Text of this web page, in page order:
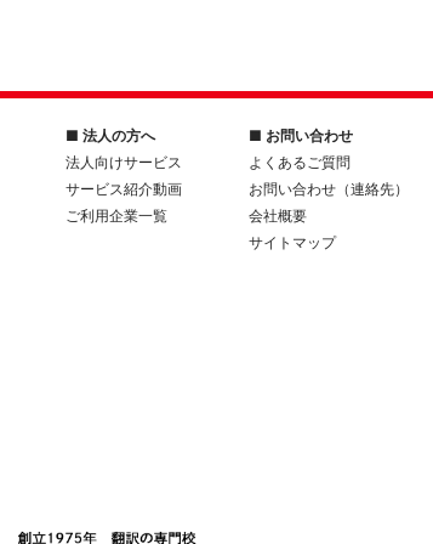
■ 法人の方へ
法人向けサービス
サービス紹介動画
ご利用企業一覧
■ お問い合わせ
よくあるご質問
お問い合わせ（連絡先）
会社概要
サイトマップ